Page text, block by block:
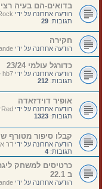
בדואים-הם בעיה
הודעה אחרונה על ידי
תגובות: 29
חקירה
הודעה אחרונה על ידי
כדורגל עולמי 23/24
הודעה אחרונה על ידי hb7
תגובות: 212
אופיר דוידזאדה
הודעה אחרונה על ידי
תגובות: 1323
קבלו סיפור מטורף
הודעה אחרונה על ידי דר
תגובות: 4
כרטיסים למשחק
ב 22.1
הודעה אחרונה על ידי